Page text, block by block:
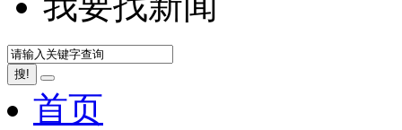
搜!
首页